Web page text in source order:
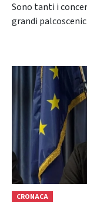
Sono tanti i
grandi
CRONACA